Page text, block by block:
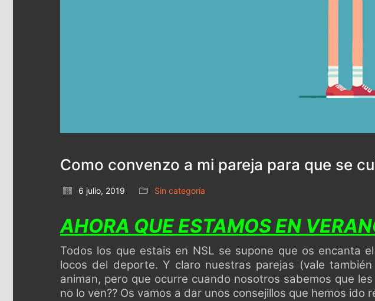
Como convenzo a mi pareja para que se
6 julio, 2019 Sin categoría
AHORA QUE ESTAMOS EN
Todos los que estais en NSL se supone que os encanta
locos del deporte. Y claro nuestras parejas (vale
animan, pero que ocurre cuando nosotros sabemos que
no lo ven?? Os vamos a dar unos consejillos que hemos ido